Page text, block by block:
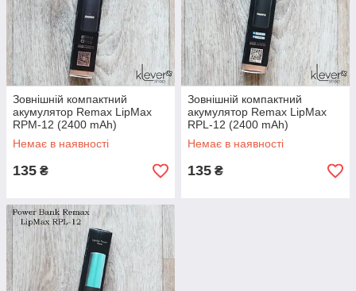
Зовнішній компактний
акумулятор Remax LipMax
RPM-12 (2400 mAh)
(червоний)
Немає в наявності
135 ₴
Зовнішній компактний
акумулятор Remax LipMax
RPL-12 (2400 mAh)
(бузковий)
Немає в наявності
135 ₴